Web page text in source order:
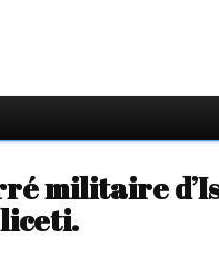
militaire